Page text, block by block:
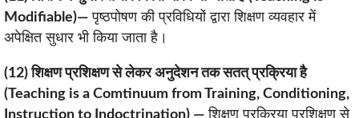
Modifiable)— पृष्ठपोषण की प्रविधियों द्वारा शिक्षण व्यवहार में
अपेक्षित सुधार भी किया जाता है।
(12) शिक्षण प्रशिक्षण से लेकर अनुदेशन तक सतत् प्रक्रिया है
(Teaching is a Comtinuum from Training, Conditioning,
Instruction to Indoctrination) — शिक्षण प्रक्रिया प्रशिक्षण से